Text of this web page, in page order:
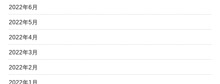
2022年6月
2022年5月
2022年4月
2022年3月
2022年2月
2022年1月